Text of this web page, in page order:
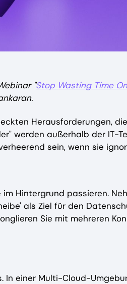
"Stop Wasting Time
Herausforderungen,
werden außerhalb der IT-
sein, wenn sie
Hintergrund passieren.
als Ziel für den
Sie mit mehreren
In einer Multi-Cloud-